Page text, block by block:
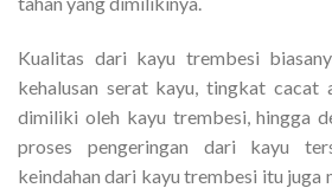
Kualitas dari kayu trembesi
kehalusan serat kayu, tingkat cacat
dimiliki oleh kayu trembesi, hingga
proses pengeringan dari kayu
keindahan dari kayu trembesi itu juga